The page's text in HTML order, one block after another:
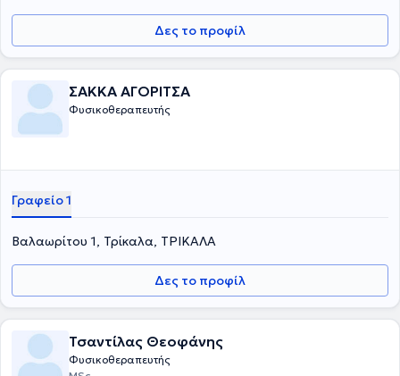
Δες το προφίλ
ΣΑΚΚΑ ΑΓΟΡΙΤΣΑ
Φυσικοθεραπευτής
Γραφείο 1
Βαλαωρίτου 1, Τρίκαλα, ΤΡΙΚΑΛΑ
Δες το προφίλ
Τσαντίλας Θεοφάνης
Φυσικοθεραπευτής